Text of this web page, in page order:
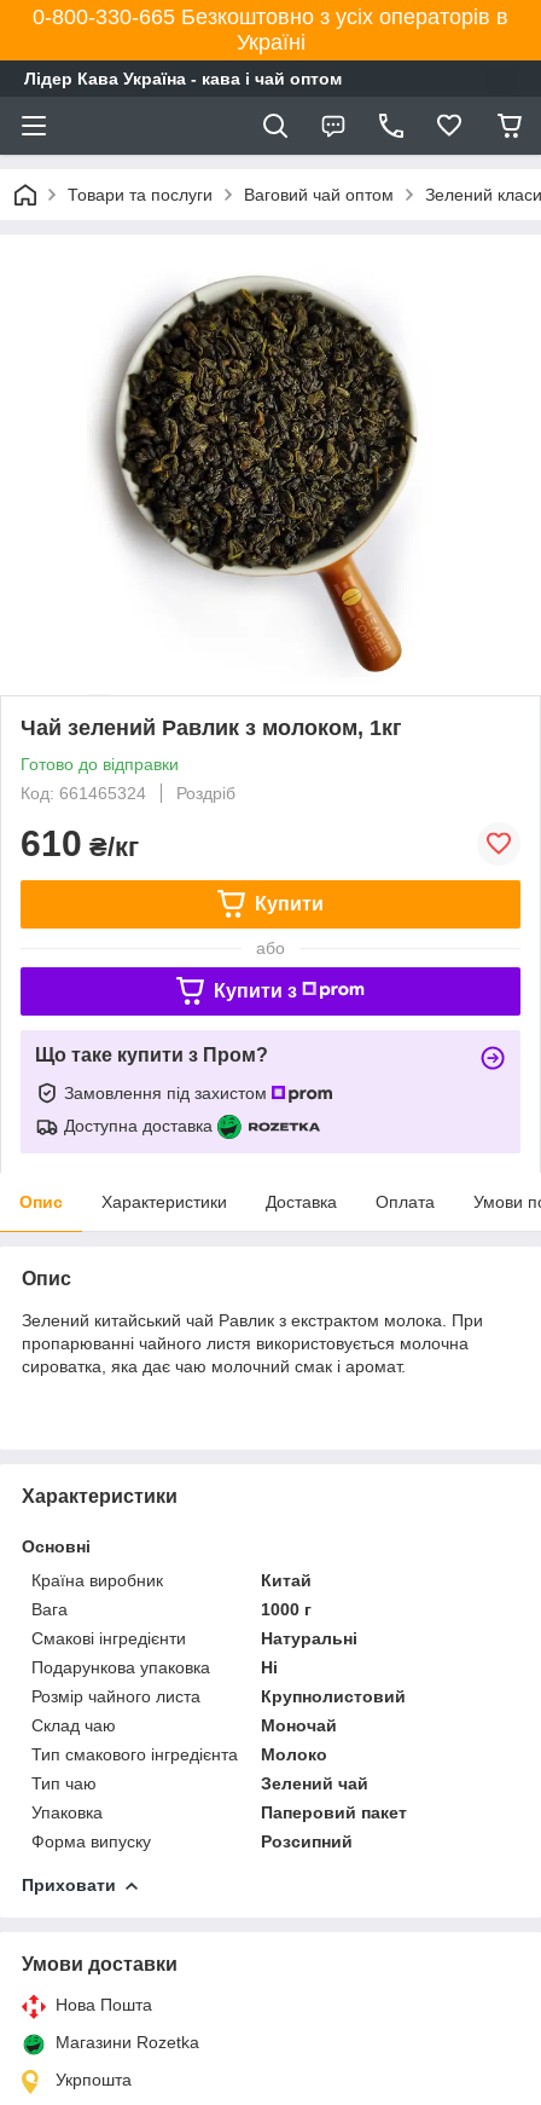
0-800-330-665 Безкоштовно з усіх операторів в
Україні
Лідер Кава Україна - кава і чай оптом
Товари та послуги Ваговий чай оптом Зелений
Чай зелений Равлик з молоком, 1кг
Готово до відправки
Код: 661465324
Роздріб
610 ₴/кг
Купити
або
Купити з
Що таке купити з Пром?
Замовлення під захистом
Доступна доставка
Опис Характеристики Доставка Оплата Умови
Опис
Зелений китайський чай Равлик з екстрактом молока. При
пропарюванні чайного листя використовується молочна
сироватка, яка дає чаю молочний смак і аромат.
Характеристики
Основні
Країна виробник
Китай
Вага
1000 г
Смакові інгредієнти
Натуральні
Подарункова упаковка
Ні
Розмір чайного листа
Крупнолистовий
Склад чаю
Моночай
Тип смакового інгредієнта
Молоко
Тип чаю
Зелений чай
Упаковка
Паперовий пакет
Форма випуску
Розсипний
Приховати
Умови доставки
Нова Пошта
Магазини Rozetka
Укрпошта